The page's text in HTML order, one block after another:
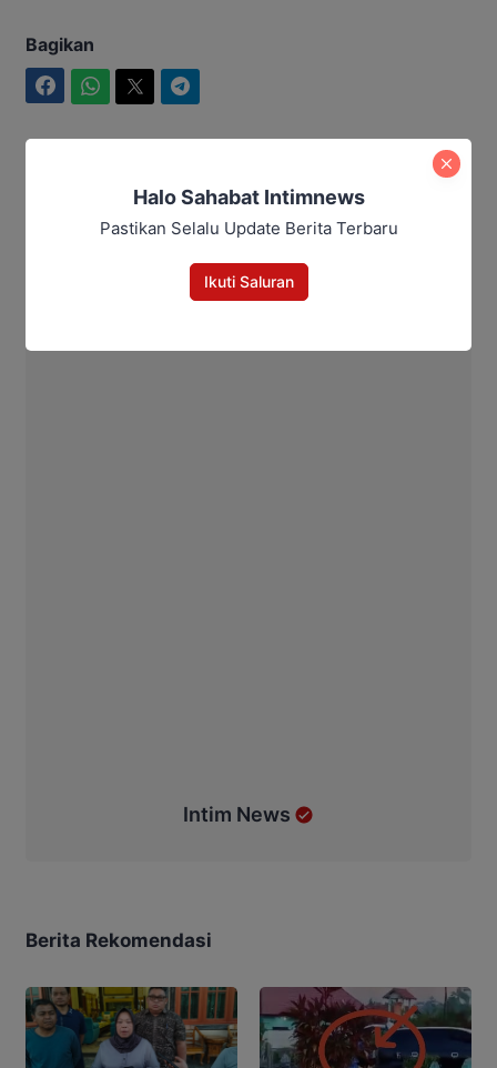
Bagikan
Intim News
Berita Rekomendasi
Halo Sahabat Intimnews
Pastikan Selalu Update Berita Terbaru
Ikuti Saluran